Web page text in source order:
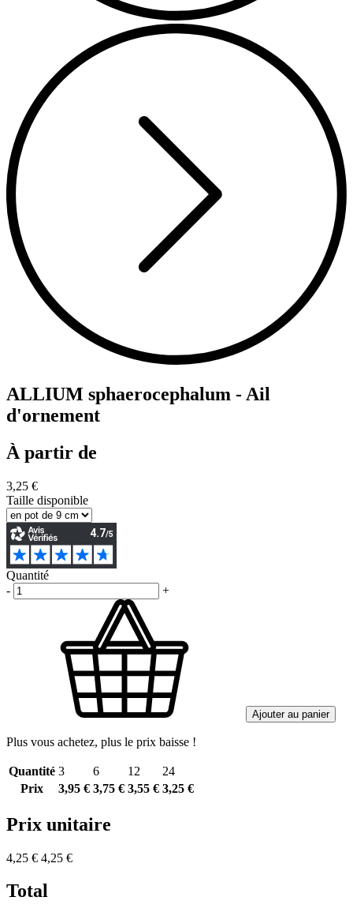
ALLIUM sphaerocephalum - Ail
d'ornement
À partir de
3,25 €
Taille disponible
Quantité
-
+
Ajouter au panier
Plus vous achetez, plus le prix baisse !
Quantité 3 6 12
24
Prix
3,95 € 3,75 € 3,55 € 3,25 €
Prix unitaire
4,25 € 4,25 €
Total